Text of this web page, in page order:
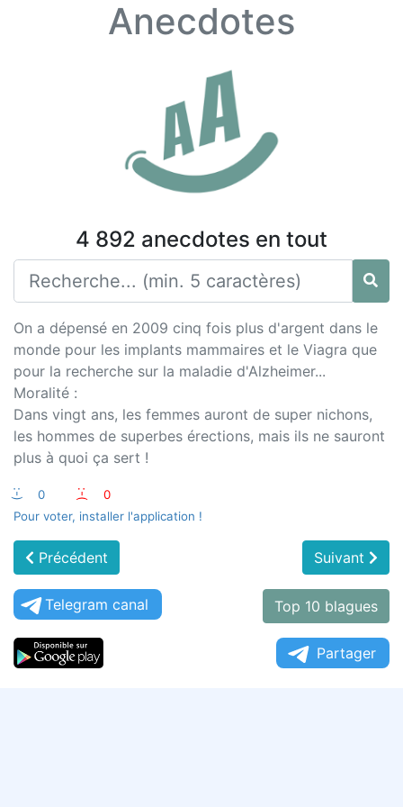
Anecdotes
4 892 anecdotes en tout
On a dépensé en 2009 cinq fois plus d'argent dans le
monde pour les implants mammaires et le Viagra que
pour la recherche sur la maladie d'Alzheimer...
Moralité :
Dans vingt ans, les femmes auront de super nichons,
les hommes de superbes érections, mais ils ne sauront
plus à quoi ça sert !
:-) 0 :-(
0
Pour voter, installer l'application !
Précédent Suivant
Telegram canal Top 10 blagues
Partager